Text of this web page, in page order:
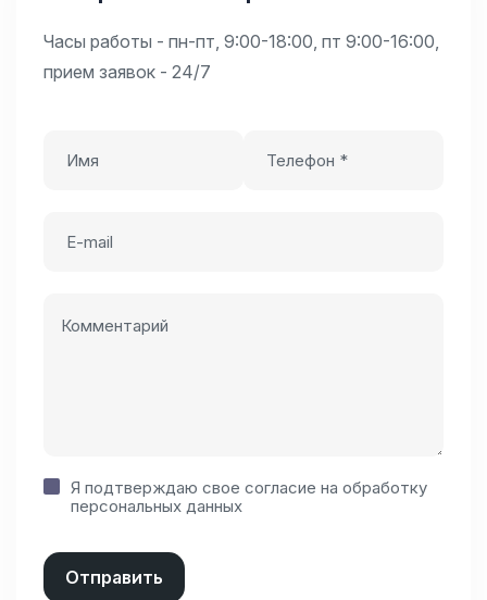
Часы работы - пн-пт, 9:00-18:00, пт 9:00-16:00,
прием заявок - 24/7
Я подтверждаю свое согласие на обработку
персональных данных
Отправить